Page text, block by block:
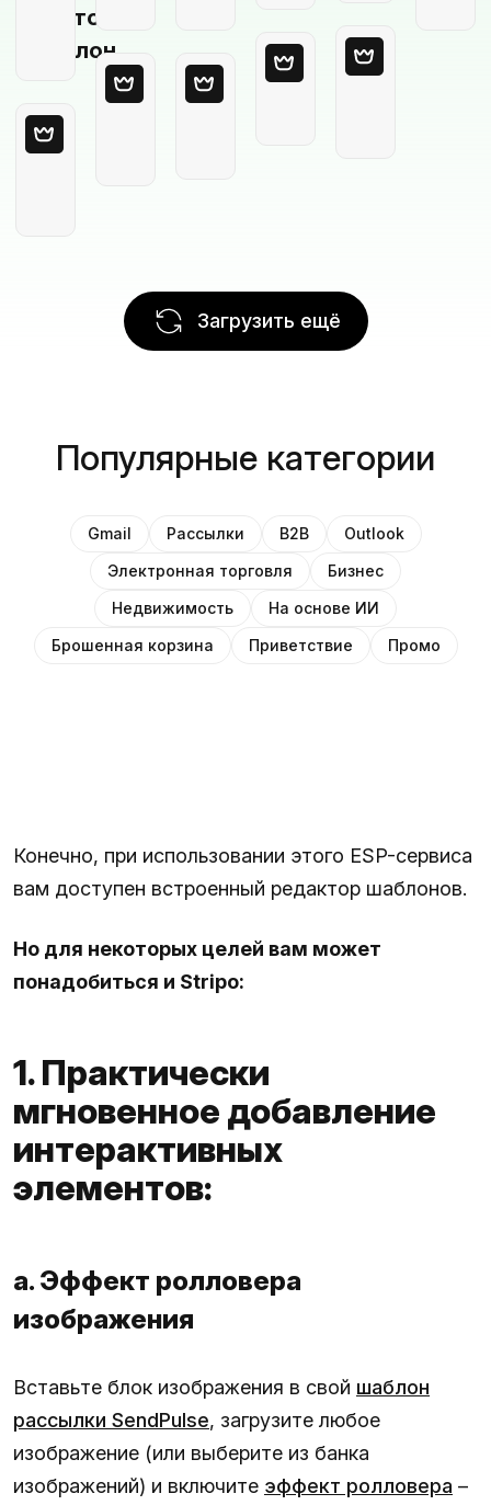
Пустой
шаблон
Загрузить ещё
Популярные категории
Gmail Рассылки B2B
Outlook
Электронная торговля
Бизнес
Недвижимость
На основе ИИ
Брошенная корзина
Приветствие Промо
Конечно, при использовании этого ESP-сервиса
вам доступен встроенный редактор шаблонов.
Но для некоторых целей вам может
понадобиться и Stripo:
1. Практически
мгновенное добавление
интерактивных
элементов:
а. Эффект ролловера
изображения
Вставьте блок изображения в свой шаблон
рассылки SendPulse, загрузите любое
изображение (или выберите из банка
изображений) и включите эффект ролловера –